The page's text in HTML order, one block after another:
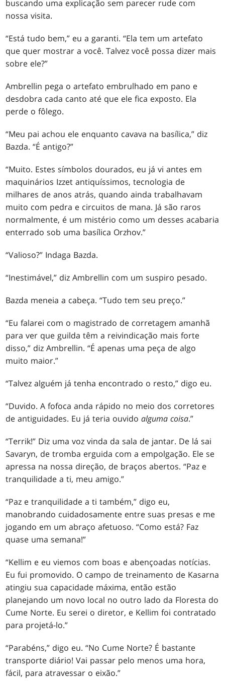
buscando uma explicação sem parecer rude com
nossa visita.
“Está tudo bem,” eu a garanti. “Ela tem um artefato
que quer mostrar a você. Talvez você possa dizer mais
sobre ele?”
Ambrellin pega o artefato embrulhado em pano e
desdobra cada canto até que ele fica exposto. Ela
perde o fôlego.
“Meu pai achou ele enquanto cavava na basílica,” diz
Bazda. “É antigo?”
“Muito. Estes símbolos dourados, eu já vi antes em
maquinários Izzet antiquíssimos, tecnologia de
milhares de anos atrás, quando ainda trabalhavam
muito com pedra e circuitos de mana. Já são raros
normalmente, é um mistério como um desses acabaria
enterrado sob uma basílica Orzhov.”
“Valioso?” Indaga Bazda.
“Inestimável,” diz Ambrellin com um suspiro pesado.
Bazda meneia a cabeça. “Tudo tem seu preço.”
“Eu falarei com o magistrado de corretagem amanhã
para ver que guilda têm a reivindicação mais forte
disso,” diz Ambrellin. “É apenas uma peça de algo
muito maior.”
“Talvez alguém já tenha encontrado o resto,” digo eu.
“Duvido. A fofoca anda rápido no meio dos corretores
de antiguidades. Eu já teria ouvidoalguma coisa.”
“Terrik!” Diz uma voz vinda da sala de jantar. De lá sai
Savaryn, de tromba erguida com a empolgação. Ele se
apressa na nossa direção, de braços abertos. “Paz e
tranquilidade a ti, meu amigo.”
“Paz e tranquilidade a ti também,” digo eu,
manobrando cuidadosamente entre suas presas e me
jogando em um abraço afetuoso. “Como está? Faz
quase uma semana!”
“Kellim e eu viemos com boas e abençoadas notícias.
Eu fui promovido. O campo de treinamento de Kasarna
atingiu sua capacidade máxima, então estão
planejando um novo local no outro lado da Floresta do
Cume Norte. Eu serei o diretor, e Kellim foi contratado
para projetá-lo.”
“Parabéns,” digo eu. “No Cume Norte? É bastante
transporte diário! Vai passar pelo menos uma hora,
fácil, para atravessar o eixão.”